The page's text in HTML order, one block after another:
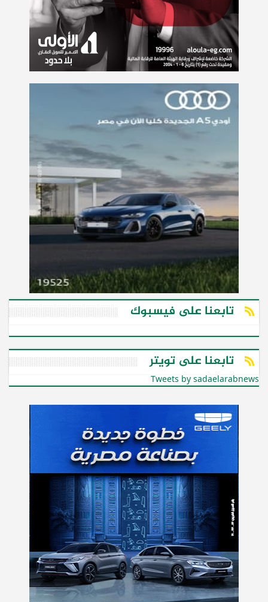
تابعنا على فيسبوك
تابعنا على تويتر
Tweets by sadaelarabnews